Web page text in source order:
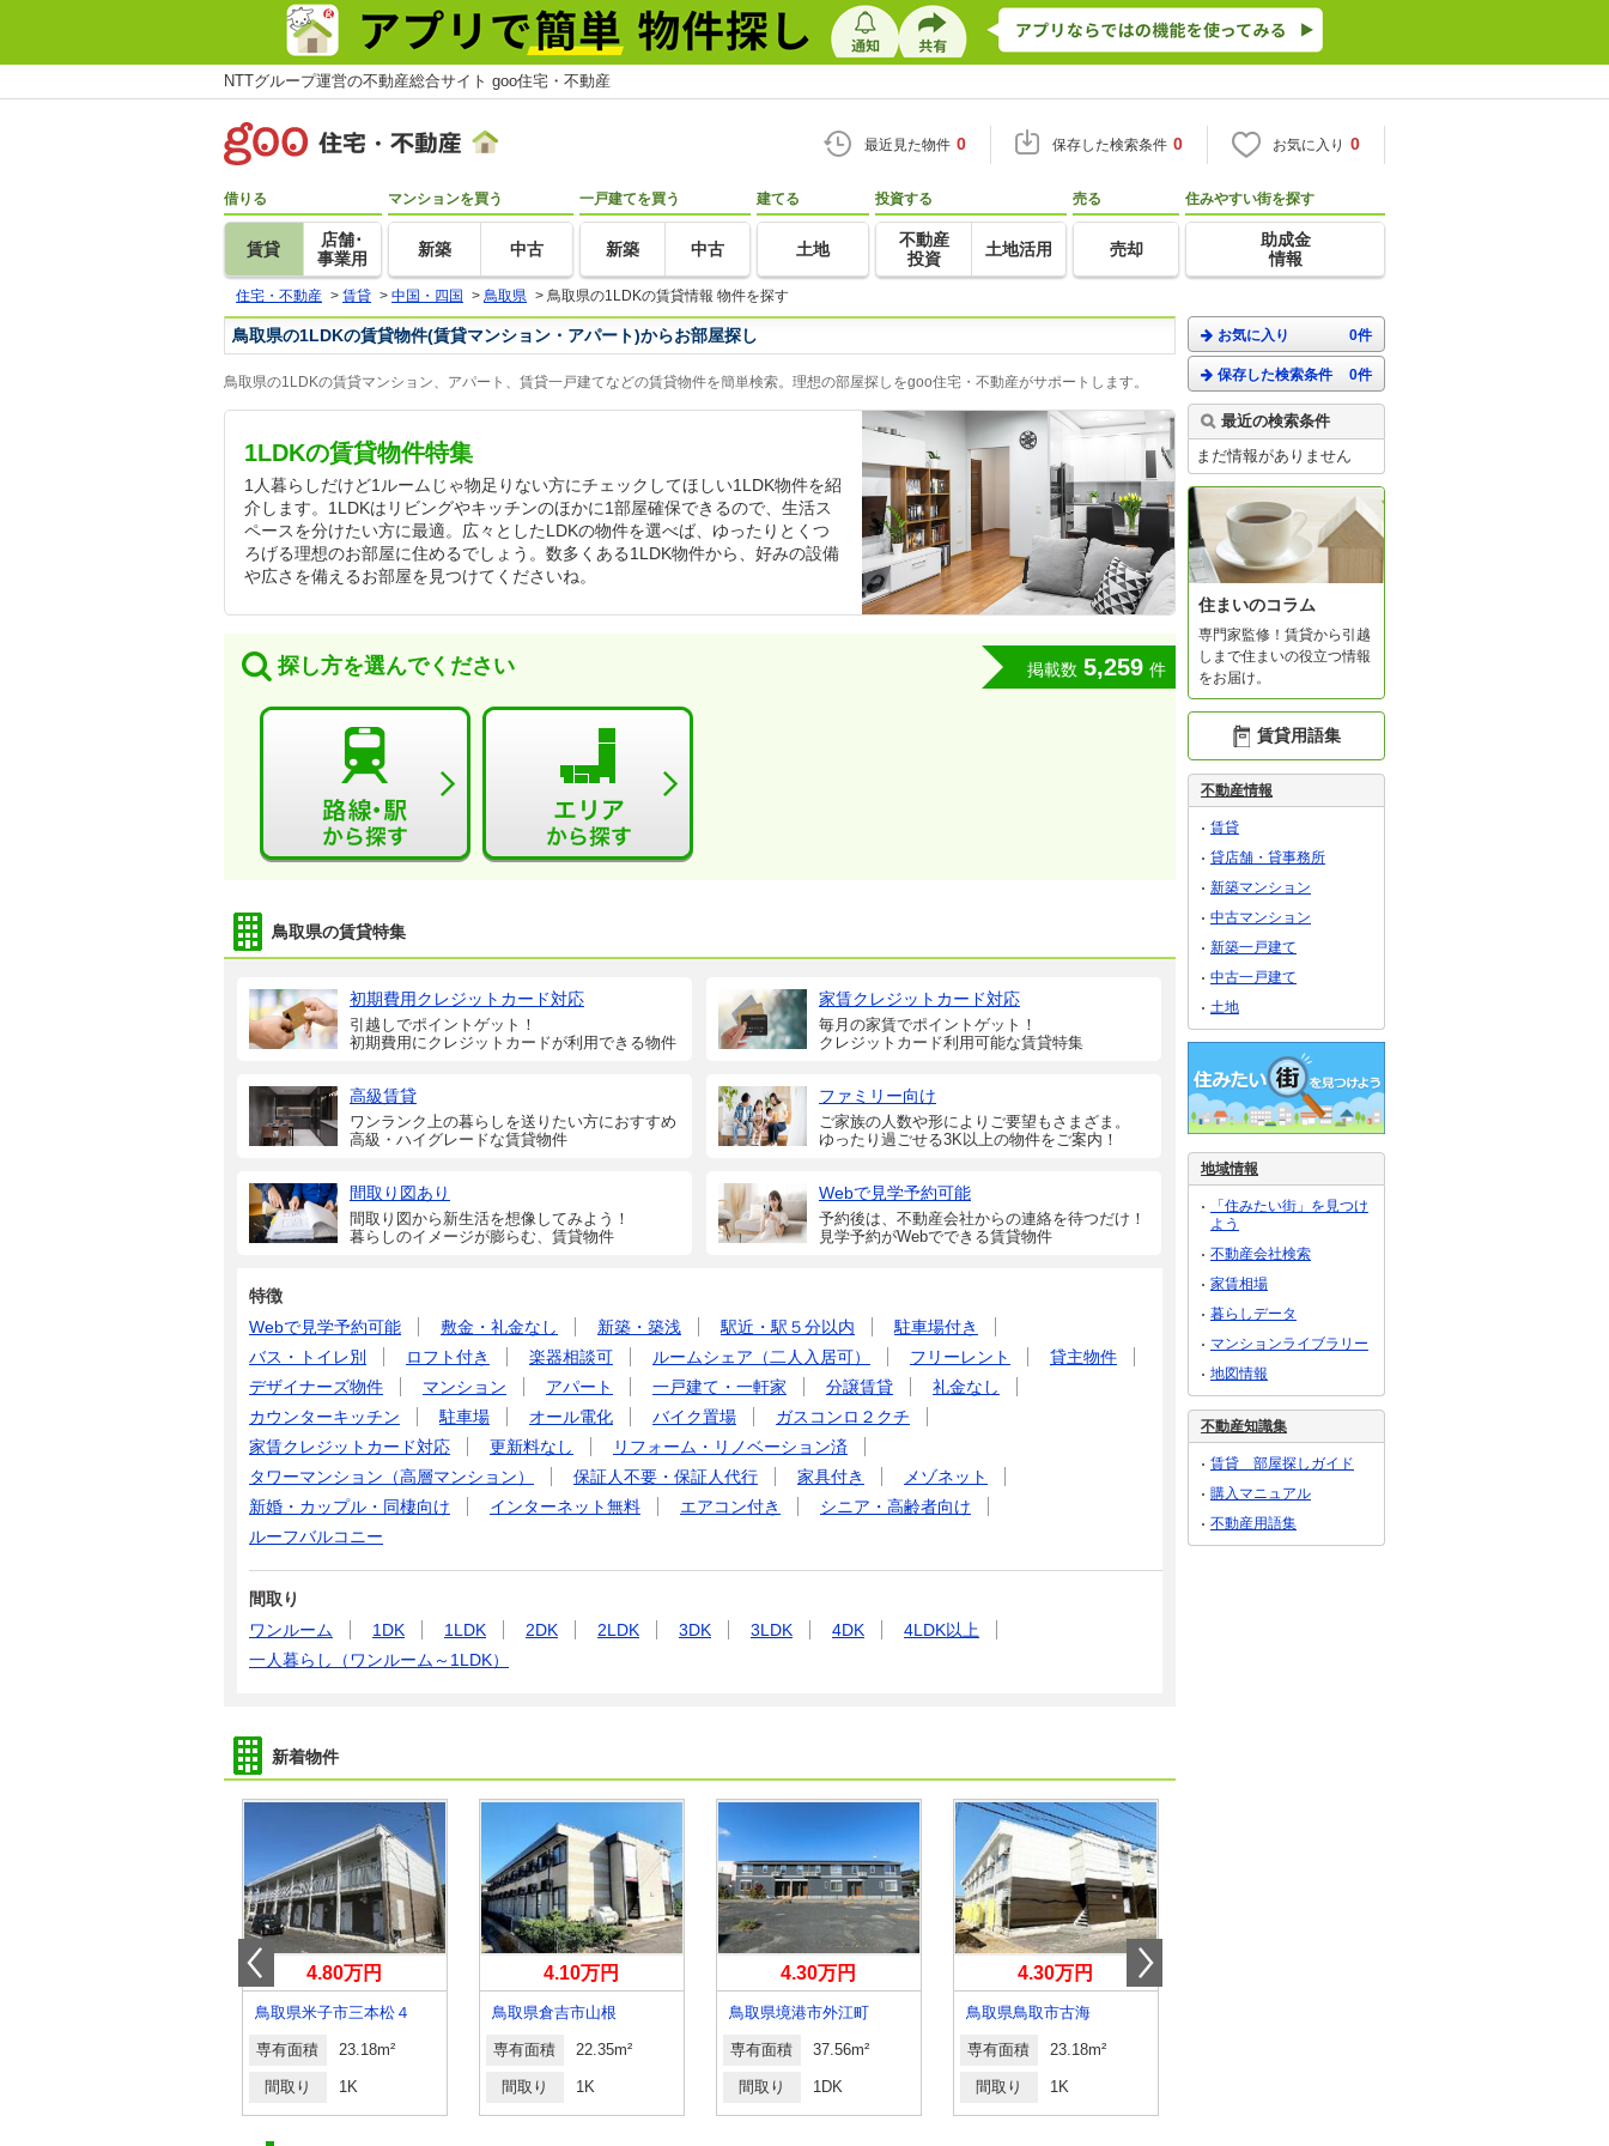
NTTグループ運営の不動産総合サイト goo住宅・不動産
最近見た物件 0 保存した検索条件 0 お気に入り 0
借りる
賃貸
店舗･
事業用
マンションを買う
新築 中古
一戸建てを買う
新築 中古
建てる
土地
投資する
不動産
投資
土地活用
売る
売却
住みやすい街を探す
助成金
情報
住宅・不動産 > 賃貸 > 中国・四国 > 鳥取県 > 鳥取県の1LDKの賃貸情報 物件を探す
鳥取県の1LDKの賃貸物件(賃貸マンション・アパート)からお部屋探し
鳥取県の1LDKの賃貸マンション、アパート、賃貸一戸建てなどの賃貸物件を簡単検索。理想の部屋探しをgoo住宅・不動産がサポートします。
1LDKの賃貸物件特集
1人暮らしだけど1ルームじゃ物足りない方にチェックしてほしい1LDK物件を紹
介します。1LDKはリビングやキッチンのほかに1部屋確保できるので、生活ス
ペースを分けたい方に最適。広々としたLDKの物件を選べば、ゆったりとくつ
ろげる理想のお部屋に住めるでしょう。数多くある1LDK物件から、好みの設備
や広さを備えるお部屋を見つけてくださいね。
探し方を選んでください 掲載数 5,259 件
鳥取県の賃貸特集
初期費用クレジットカード対応
引越しでポイントゲット！
初期費用にクレジットカードが利用できる物件
家賃クレジットカード対応
毎月の家賃でポイントゲット！
クレジットカード利用可能な賃貸特集
高級賃貸
ワンランク上の暮らしを送りたい方におすすめ
高級・ハイグレードな賃貸物件
ファミリー向け
ご家族の人数や形によりご要望もさまざま。
ゆったり過ごせる3K以上の物件をご案内！
間取り図あり
間取り図から新生活を想像してみよう！
暮らしのイメージが膨らむ、賃貸物件
Webで見学予約可能
予約後は、不動産会社からの連絡を待つだけ！
見学予約がWebでできる賃貸物件
特徴
Webで見学予約可能
敷金・礼金なし 新築・築浅 駅近・駅５分以内
駐車場付き
バス・トイレ別
ロフト付き 楽器相談可 ルームシェア（二人入居可） フリーレント
貸主物件
デザイナーズ物件
マンション アパート 一戸建て・一軒家 分譲賃貸
礼金なし
カウンターキッチン
駐車場 オール電化 バイク置場
ガスコンロ２クチ
家賃クレジットカード対応
更新料なし
リフォーム・リノベーション済
タワーマンション（高層マンション）
保証人不要・保証人代行 家具付き
メゾネット
新婚・カップル・同棲向け
インターネット無料 エアコン付き
シニア・高齢者向け
ルーフバルコニー
間取り
ワンルーム
1DK 1LDK 2DK 2LDK 3DK 3LDK 4DK
4LDK以上
一人暮らし（ワンルーム～1LDK）
新着物件
4.80万円
鳥取県米子市三本松４
専有面積 23.18m²
間取り 1K
4.10万円
鳥取県倉吉市山根
専有面積 22.35m²
間取り 1K
4.30万円
鳥取県境港市外江町
専有面積 37.56m²
間取り 1DK
4.30万円
鳥取県鳥取市古海
専有面積 23.18m²
間取り 1K
お気に入り 0件
保存した検索条件 0件
最近の検索条件
まだ情報がありません
住まいのコラム
専門家監修！賃貸から引越
しまで住まいの役立つ情報
をお届け。
賃貸用語集
不動産情報
賃貸
貸店舗・貸事務所
新築マンション
中古マンション
新築一戸建て
中古一戸建て
土地
地域情報
「住みたい街」を見つけ
よう
不動産会社検索
家賃相場
暮らしデータ
マンションライブラリー
地図情報
不動産知識集
賃貸 部屋探しガイド
購入マニュアル
不動産用語集